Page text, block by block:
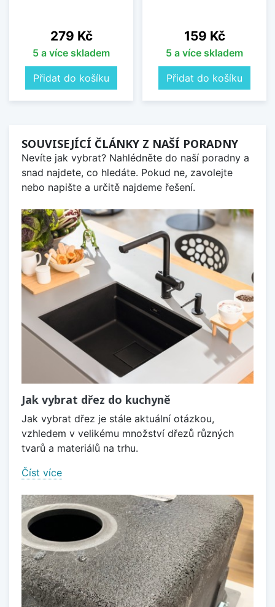
Cena
279 Kč
5 a více skladem
Přidat do košíku
Cena
159 Kč
5 a více skladem
Přidat do košíku
SOUVISEJÍCÍ ČLÁNKY Z NAŠÍ PORADNY
Nevíte jak vybrat? Nahlédněte do naší poradny a
snad najdete, co hledáte. Pokud ne, zavolejte
nebo napište a určitě najdeme řešení.
Jak vybrat dřez do kuchyně
Jak vybrat dřez je stále aktuální otázkou,
vzhledem v velikému množství dřezů různých
tvarů a materiálů na trhu.
Číst více